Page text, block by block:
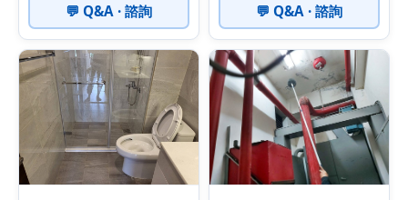
💬 Q&A · 諮詢
💬 Q&A · 諮詢